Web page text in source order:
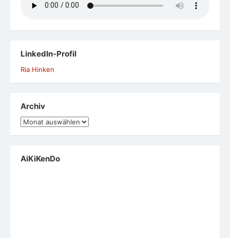
LinkedIn-Profil
Ria Hinken
Archiv
Archiv
AiKiKenDo